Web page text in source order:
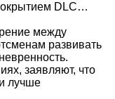
DLC…
между
развивать
заявляют, что
лучше